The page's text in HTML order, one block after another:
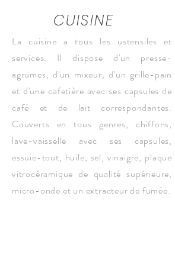
CUISINE
La cuisine a tous les ustensiles et
services. Il dispose d'un presse-
agrumes, d'un mixeur, d'un grille-pain
et d'une cafetière avec ses capsules de
café et de lait correspondantes.
Couverts en tous genres, chiffons,
lave-vaisselle avec ses capsules,
essuie-tout, huile, sel, vinaigre, plaque
vitrocéramique de qualité supérieure,
micro-onde et un extracteur de fumée.